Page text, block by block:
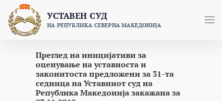
content
УСТАВЕН СУД
НА РЕПУБЛИКА СЕВЕРНА МАКЕДОНИЈА
Преглед на иницијативи за
оценување на уставноста и
законитоста предложени за 31-та
седница на Уставниот суд на
Република Македонија закажана за